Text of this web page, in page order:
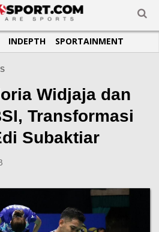
INDEPTH SPORTAINMENT
Widjaja dan
Transformasi
Subaktiar